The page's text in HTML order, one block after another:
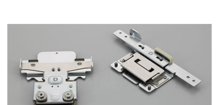
BRUGTE/DEMO
MASKIN TILBEHØR
SYTILBEHØR